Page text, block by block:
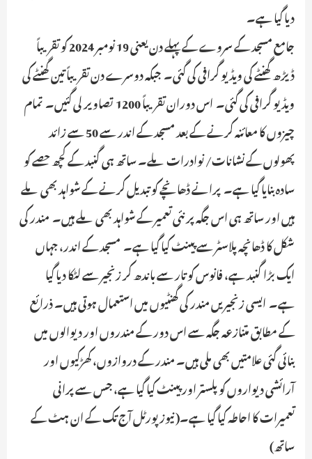
دیا گیا ہے۔
جامع مسجد کے سروے کے پہلے دن یعنی 19 نومبر 2024 کو تقریباً
ڈیڑھ گھنٹے کی ویڈیو گرافی کی گئی۔ جبکہ دوسرے دن تقریباً تین گھنٹے کی
ویڈیو گرافی کی گئی۔ اس دوران تقریباً 1200 تصاویر لی گئیں۔ تمام
چیزوں کا معائنہ کرنے کے بعد مسجد کے اندر سے 50 سے زائد
پھولوں کے نشانات/ نوادرات ملے۔ ساتھ ہی گنبد کے کچھ حصے کو
سادہ بنایا گیا ہے۔ پرانے ڈھانچے کو تبدیل کرنے کے شواہد بھی ملے
ہیں اور ساتھ ہی اس جگہ پر نئی تعمیر کے شواہد بھی ملے ہیں۔ مندر کی
شکل کا ڈھانچہ پلاسٹر سے پینٹ کیا گیا ہے۔ مسجد کے اندر، جہاں
ایک بڑا گنبد ہے، فانوس کو تار سے باندھ کر زنجیر سے لٹکا دیا گیا
ہے۔ ایسی زنجیریں مندر کی گھنٹیوں میں استعمال ہوتی ہیں۔ ذرائع
کے مطابق متنازعہ جگہ سے اس دور کے مندروں اور دیوالوں میں
بنائی گئی علامتیں بھی ملی ہیں۔ مندر کے دروازوں، کھڑکیوں اور
آرائشی دیواروں کو پلستر اور پینٹ کیا گیا ہے، جس سے پرانی
تعمیرات کا احاطہ کیا گیا ہے۔( نیوز پورٹل آج تک کے ان ہٹ کے
ساتھ)